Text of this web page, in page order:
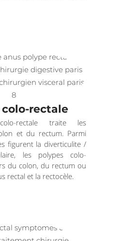
rectale
rectale traite les
et du rectum. Parmi
figurent la diverticulite /
les polypes colo-
du colon, du rectum ou
rectal et la rectocèle.